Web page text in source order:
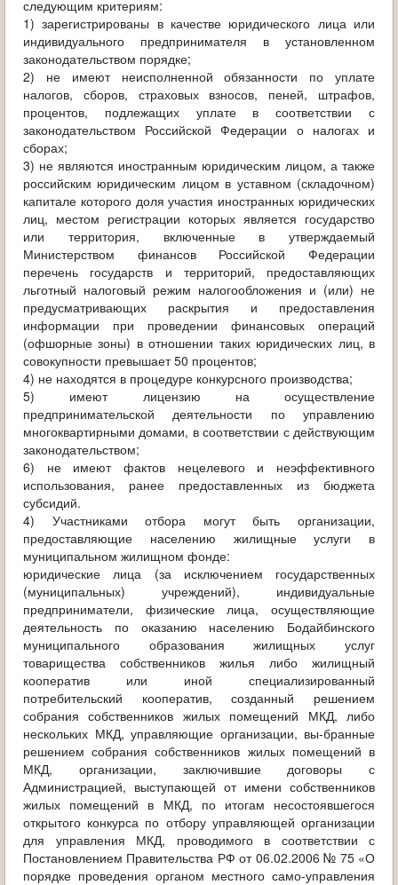
следующим критериям:
1) зарегистрированы в качестве юридического лица или
индивидуального предпринимателя в установленном
законодательством порядке;
2) не имеют неисполненной обязанности по уплате
налогов, сборов, страховых взносов, пеней, штрафов,
процентов, подлежащих уплате в соответствии с
законодательством Российской Федерации о налогах и
сборах;
3) не являются иностранным юридическим лицом, а также
российским юридическим лицом в уставном (складочном)
капитале которого доля участия иностранных юридических
лиц, местом регистрации которых является государство
или территория, включенные в утверждаемый
Министерством финансов Российской Федерации
перечень государств и территорий, предоставляющих
льготный налоговый режим налогообложения и (или) не
предусматривающих раскрытия и предоставления
информации при проведении финансовых операций
(офшорные зоны) в отношении таких юридических лиц, в
совокупности превышает 50 процентов;
4) не находятся в процедуре конкурсного производства;
5) имеют лицензию на осуществление
предпринимательской деятельности по управлению
многоквартирными домами, в соответствии с действующим
законодательством;
6) не имеют фактов нецелевого и неэффективного
использования, ранее предоставленных из бюджета
субсидий.
4) Участниками отбора могут быть организации,
предоставляющие населению жилищные услуги в
муниципальном жилищном фонде:
юридические лица (за исключением государственных
(муниципальных) учреждений), индивидуальные
предприниматели, физические лица, осуществляющие
деятельность по оказанию населению Бодайбинского
муниципального образования жилищных услуг
товарищества собственников жилья либо жилищный
кооператив или иной специализированный
потребительский кооператив, созданный решением
собрания собственников жилых помещений МКД, либо
нескольких МКД, управляющие организации, вы-бранные
решением собрания собственников жилых помещений в
МКД, организации, заключившие договоры с
Администрацией, выступающей от имени собственников
жилых помещений в МКД, по итогам несостоявшегося
открытого конкурса по отбору управляющей организации
для управления МКД, проводимого в соответствии с
Постановлением Правительства РФ от 06.02.2006 № 75 «О
порядке проведения органом местного само-управления